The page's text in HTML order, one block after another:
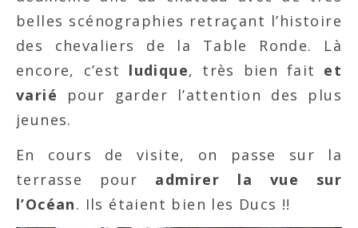
belles scénographies retraçant l’histoire
des chevaliers de la Table Ronde. Là
encore, c’est ludique, très bien fait et
varié pour garder l’attention des plus
jeunes.
En cours de visite, on passe sur la
terrasse pour admirer la vue sur
l’Océan. Ils étaient bien les Ducs !!